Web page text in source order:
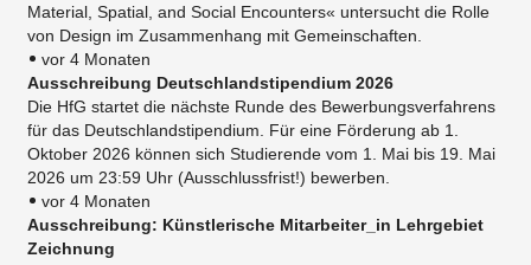
Material, Spatial, and Social Encounters« untersucht die Rolle
von Design im Zusammenhang mit Gemeinschaften.
vor 4 Monaten
Ausschreibung Deutschlandstipendium 2026
Die HfG startet die nächste Runde des Bewerbungsverfahrens
für das Deutschlandstipendium. Für eine Förderung ab 1.
Oktober 2026 können sich Studierende vom 1. Mai bis 19. Mai
2026 um 23:59 Uhr (Ausschlussfrist!) bewerben.
vor 4 Monaten
Ausschreibung: Künstlerische Mitarbeiter_in Lehrgebiet
Zeichnung